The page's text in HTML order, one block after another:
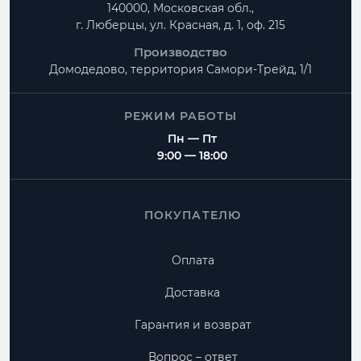
140000, Московская обл.,
г. Люберцы, ул. Красная, д. 1, оф. 215
Производство
Домодедово, территория Самори-Трейд, 1/1
РЕЖИМ РАБОТЫ
Пн — Пт
9:00 — 18:00
ПОКУПАТЕЛЮ
Оплата
Доставка
Гарантия и возврат
Вопрос – ответ